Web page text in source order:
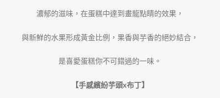
濃郁的滋味，在蛋糕中達到畫龍點睛的效果，
與新鮮的水果形成黃金比例，果香與芋香的絕妙結合，
是喜愛蛋糕你不可錯過的一味。
【手感繽紛芋頭x布丁】